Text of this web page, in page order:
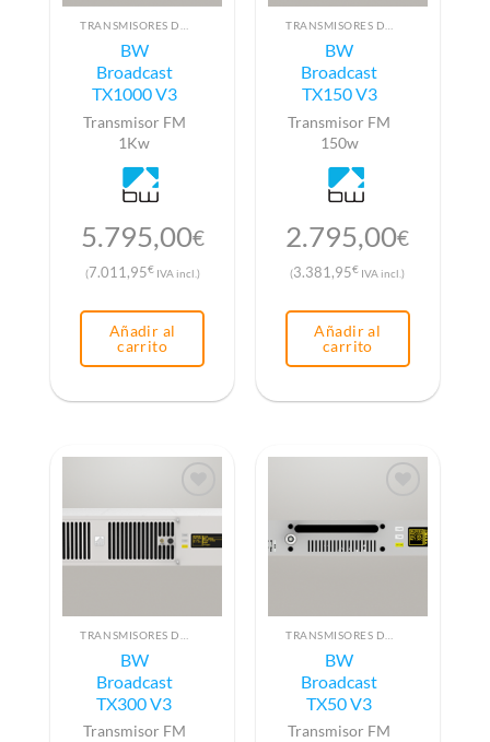
BW
Broadcast
TX1000 V3
Transmisor FM
1Kw
5.795,00€
(7.011,95€IVA incl.)
Añadir al
carrito
BW
Broadcast
TX150 V3
Transmisor FM
150w
2.795,00€
(3.381,95€ IVA incl.)
Añadir al
carrito
BW
Broadcast
TX300 V3
Transmisor FM
BW
Broadcast
TX50 V3
Transmisor FM